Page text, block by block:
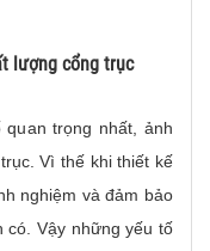
lượng cổng trục
trọng nhất, ảnh
Vì thế khi thiết kế
nghiệm và đảm bảo
có. Vậy những yếu tố